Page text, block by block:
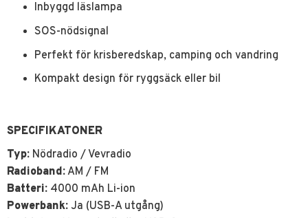
Inbyggd läslampa
SOS-nödsignal
Perfekt för krisberedskap, camping och vandring
Kompakt design för ryggsäck eller bil
SPECIFIKATONER
Typ: Nödradio / Vevradio
Radioband:AM / FM
Batteri: 4000 mAh Li-ion
Powerbank: Ja (USB-A utgång)